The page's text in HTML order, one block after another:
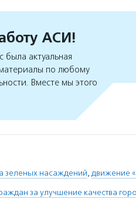
АСИ!
актуальная
по любому
Вместе мы этого
зеленых насаждений, движение
за улучшение качества